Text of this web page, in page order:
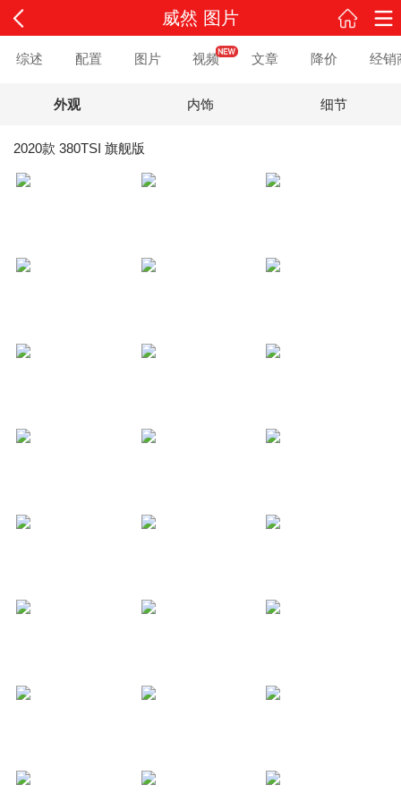
威然 图片
综述 配置 图片 视频 文章 降价 经销
外观 内饰 细节
2020款 380TSI 旗舰版